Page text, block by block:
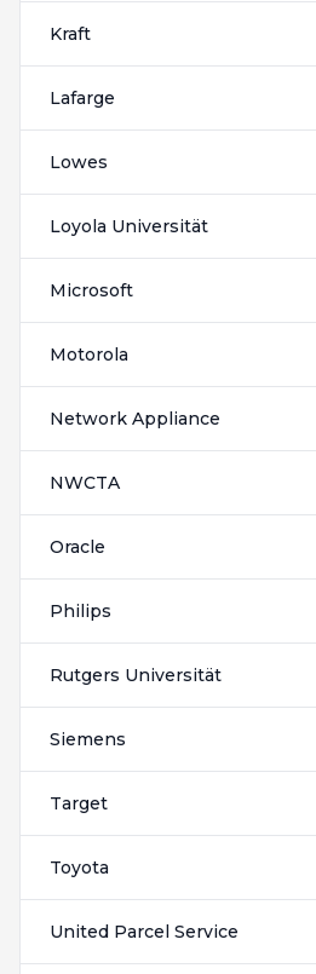
Kraft
Lafarge
Lowes
Loyola Universität
Microsoft
Motorola
Network Appliance
NWCTA
Oracle
Philips
Rutgers Universität
Siemens
Target
Toyota
United Parcel Service